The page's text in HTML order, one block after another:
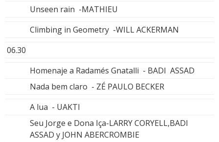
Unseen rain -MATHIEU
Climbing in Geometry -WILL ACKERMAN
06.30
Homenaje a Radamés Gnatalli - BADI ASSAD
Nada bem claro - ZÉ PAULO BECKER
A lua - UAKTI
Seu Jorge e Dona Iça-LARRY CORYELL,BADI
ASSAD y JOHN ABERCROMBIE